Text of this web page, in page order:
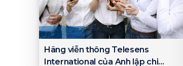
Hãng viễn thông Telesens
International của Anh lập chi